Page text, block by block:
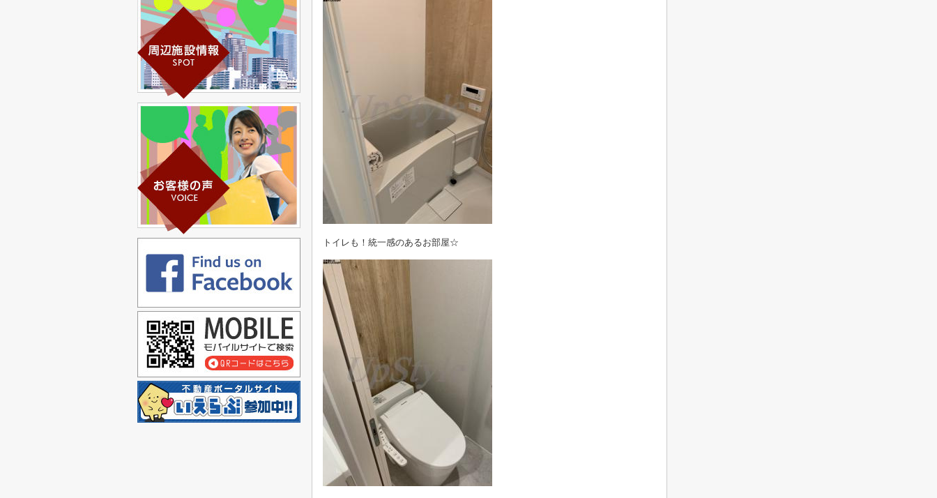
トイレも！統一感のあるお部屋☆